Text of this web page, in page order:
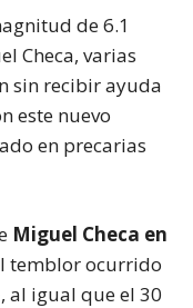
de 6.1
Checa, varias
sin recibir ayuda
este nuevo
en precarias
Miguel Checa en
temblor ocurrido
al igual que el 30